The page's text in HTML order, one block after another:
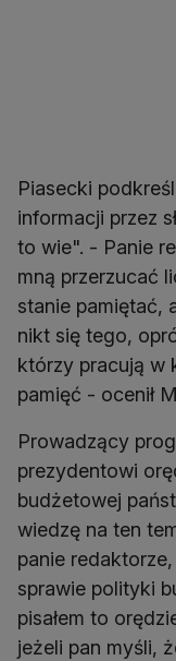
Piasecki
informacji przez
to wie". - Panie
mną przerzucać
stanie pamiętać,
nikt się tego,
którzy pracują w
pamięć - ocenił
Prowadzący
prezydentowi
budżetowej
wiedzę na ten
panie
sprawie polityki
pisałem to
jeżeli pan myśli,